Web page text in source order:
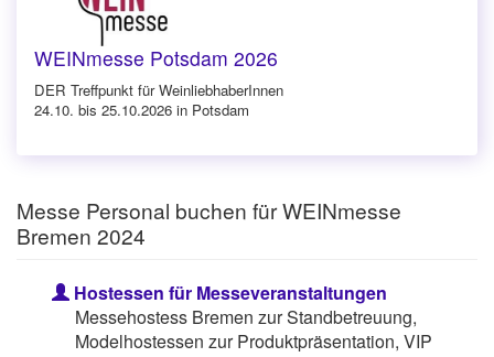
WEINmesse Potsdam 2026
DER Treffpunkt für WeinliebhaberInnen
24.10. bis 25.10.2026 in Potsdam
Messe Personal buchen für WEINmesse
Bremen 2024
Hostessen für Messeveranstaltungen
Messehostess Bremen zur Standbetreuung,
Modelhostessen zur Produktpräsentation, VIP